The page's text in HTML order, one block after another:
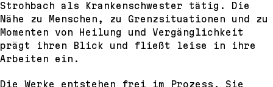
Strohbach als Krankenschwester tätig. Die
Nähe zu Menschen, zu Grenzsituationen und zu
Momenten von Heilung und Vergänglichkeit
prägt ihren Blick und fließt leise in ihre
Arbeiten ein.
Die Werke entstehen frei im Prozess. Sie